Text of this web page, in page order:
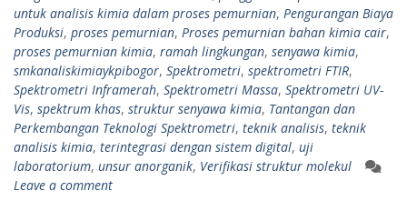
untuk analisis kimia dalam proses pemurnian, Pengurangan Biaya
Produksi, proses pemurnian, Proses pemurnian bahan kimia cair,
proses pemurnian kimia, ramah lingkungan, senyawa kimia,
smkanaliskimiaykpibogor, Spektrometri, spektrometri FTIR,
Spektrometri Inframerah, Spektrometri Massa, Spektrometri UV-
Vis, spektrum khas, struktur senyawa kimia, Tantangan dan
Perkembangan Teknologi Spektrometri, teknik analisis, teknik
analisis kimia, terintegrasi dengan sistem digital, uji
laboratorium, unsur anorganik, Verifikasi struktur molekul
Leave a comment